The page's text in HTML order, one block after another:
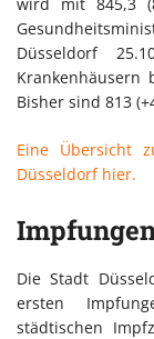
Düsseldorf
Krankenhäusern
Bisher sind 813
Eine Übersicht
Düsseldorf hier.
Die Stadt
ersten
städtischen